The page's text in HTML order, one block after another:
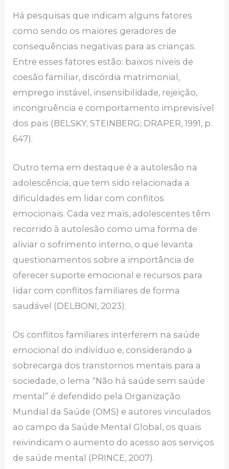
Há pesquisas que indicam alguns fatores
como sendo os maiores geradores de
consequências negativas para as crianças.
Entre esses fatores estão: baixos níveis de
coesão familiar, discórdia matrimonial,
emprego instável, insensibilidade, rejeição,
incongruência e comportamento imprevisível
dos pais (BELSKY; STEINBERG; DRAPER, 1991, p.
647).
Outro tema em destaque é a autolesão na
adolescência, que tem sido relacionada a
dificuldades em lidar com conflitos
emocionais. Cada vez mais, adolescentes têm
recorrido à autolesão como uma forma de
aliviar o sofrimento interno, o que levanta
questionamentos sobre a importância de
oferecer suporte emocional e recursos para
lidar com conflitos familiares de forma
saudável (DELBONI, 2023).
Os conflitos familiares interferem na saúde
emocional do indivíduo e, considerando a
sobrecarga dos transtornos mentais para a
sociedade, o lema “Não há saúde sem saúde
mental” é defendido pela Organização
Mundial da Saúde (OMS) e autores vinculados
ao campo da Saúde Mental Global, os quais
reivindicam o aumento do acesso aos serviços
de saúde mental (PRINCE, 2007).